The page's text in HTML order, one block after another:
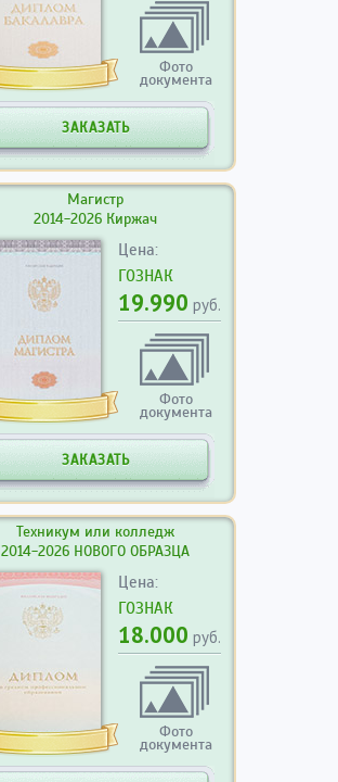
Фото
документа
ЗАКАЗАТЬ
Магистр
2014-2026 Киржач
Цена:
ГОЗНАК
19.990 руб.
Фото
документа
ЗАКАЗАТЬ
Техникум или колледж
2014-2026 НОВОГО ОБРАЗЦА
Цена:
ГОЗНАК
18.000 руб.
Фото
документа